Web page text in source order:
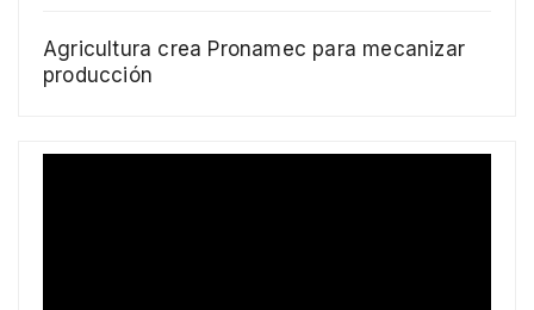
Agricultura crea Pronamec para mecanizar
producción